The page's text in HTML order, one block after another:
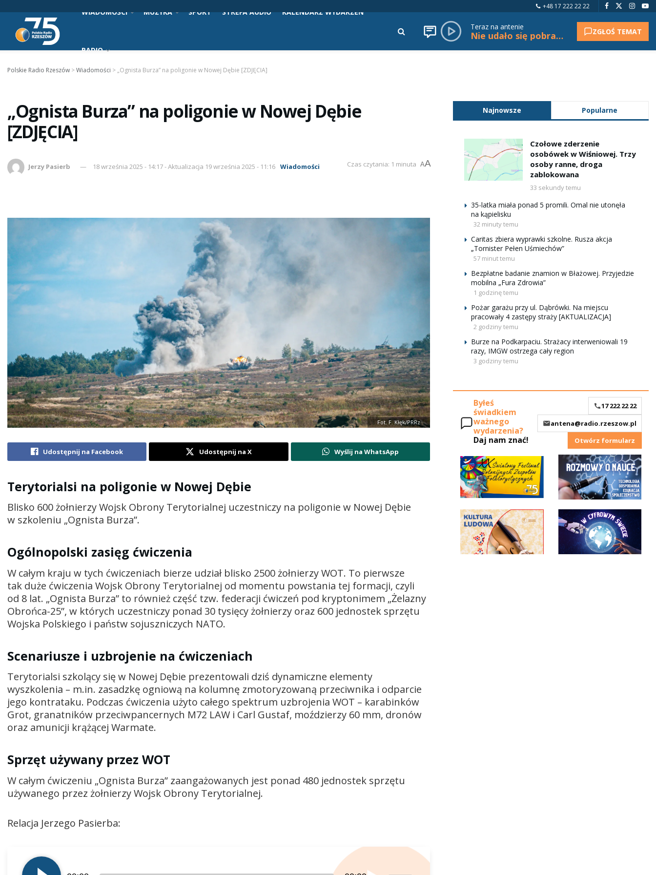
+48 17 222 22 22
WIADOMOŚCI MUZYKA SPORT STREFA AUDIO KALENDARZ WYDARZEŃ
RADIO
Teraz na antenie
Nie udało się pobrać tytułu. ZGŁOŚ TEMAT
Polskie Radio Rzeszów >Wiadomości > „Ognista Burza” na poligonie w Nowej Dębie [ZDJĘCIA]
„Ognista Burza” na poligonie w Nowej Dębie
[ZDJĘCIA]
Jerzy Pasierb 18 września 2025 - 14:17 - Aktualizacja 19 września 2025 - 11:16 Wiadomości Czas czytania: 1 minuta AA
Fot. F. Kłęk/PRRz
Udostępnij na Facebook Udostępnij na X Wyślij na WhatsApp
Terytorialsi na poligonie w Nowej Dębie
Blisko 600 żołnierzy Wojsk Obrony Terytorialnej uczestniczy na poligonie w Nowej Dębie
w szkoleniu „Ognista Burza”.
Ogólnopolski zasięg ćwiczenia
W całym kraju w tych ćwiczeniach bierze udział blisko 2500 żołnierzy WOT. To pierwsze
tak duże ćwiczenia Wojsk Obrony Terytorialnej od momentu powstania tej formacji, czyli
od 8 lat. „Ognista Burza” to również część tzw. federacji ćwiczeń pod kryptonimem „Żelazny
Obrońca-25”, w których uczestniczy ponad 30 tysięcy żołnierzy oraz 600 jednostek sprzętu
Wojska Polskiego i państw sojuszniczych NATO.
Scenariusze i uzbrojenie na ćwiczeniach
Terytorialsi szkolący się w Nowej Dębie prezentowali dziś dynamiczne elementy
wyszkolenia – m.in. zasadzkę ogniową na kolumnę zmotoryzowaną przeciwnika i odparcie
jego kontrataku. Podczas ćwiczenia użyto całego spektrum uzbrojenia WOT – karabinków
Grot, granatników przeciwpancernych M72 LAW i Carl Gustaf, moździerzy 60 mm, dronów
oraz amunicji krążącej Warmate.
Sprzęt używany przez WOT
W całym ćwiczeniu „Ognista Burza” zaangażowanych jest ponad 480 jednostek sprzętu
używanego przez żołnierzy Wojsk Obrony Terytorialnej.
Relacja Jerzego Pasierba:
plików
Najnowsze Popularne
Czołowe zderzenie
osobówek w Wiśniowej. Trzy
osoby ranne, droga
zablokowana
33 sekundy temu
35-latka miała ponad 5 promili. Omal nie utonęła
na kąpielisku
32 minuty temu
Caritas zbiera wyprawki szkolne. Rusza akcja
„Tornister Pełen Uśmiechów”
57 minut temu
Bezpłatne badanie znamion w Błażowej. Przyjedzie
mobilna „Fura Zdrowia”
1 godzinę temu
Pożar garażu przy ul. Dąbrówki. Na miejscu
pracowały 4 zastępy straży [AKTUALIZACJA]
2 godziny temu
Burze na Podkarpaciu. Strażacy interweniowali 19
razy, IMGW ostrzega cały region
3 godziny temu
Byłeś
świadkiem
ważnego
wydarzenia?
Daj nam znać!
17 222 22 22
antena@radio.rzeszow.pl
Otwórz formularz